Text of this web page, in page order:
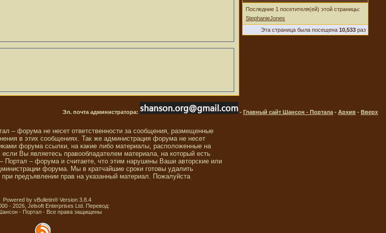
Последние 1 посетителя(ей) этой страницы:
StephanieJones
Эта страница была посещена 10,533 раз
Эл. почта администратора: - Главный сайт Шансон - Портала - Архив - Вверх
– форума не несет ответственности за сообщения, размещенные
в этих сообщениях. Так же администрация форума не несет
форума ссылки, на какие либо материалы, расположенные на
Вы являетесь правообладателем материала, на который есть
– форума и считаете, что этим нарушены Ваши авторские или
форума. Мы в кратчайшие сроки готовы удалить
предъявлении прав на указанный материал. Пожалуйста
Powered by vBulletin® Version 3.8.4
- 2026, Jelsoft Enterprises Ltd. Перевод:
- Портал - Все права защищены